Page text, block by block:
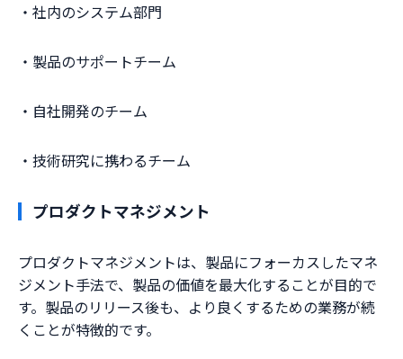
・社内のシステム部門
・製品のサポートチーム
・自社開発のチーム
・技術研究に携わるチーム
プロダクトマネジメント
プロダクトマネジメントは、製品にフォーカスしたマネ
ジメント手法で、製品の価値を最大化することが目的で
す。製品のリリース後も、より良くするための業務が続
くことが特徴的です。